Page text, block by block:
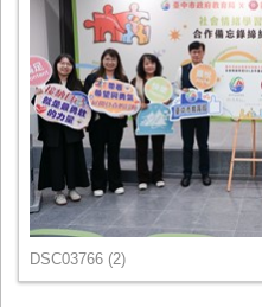
DSC03766 (2)